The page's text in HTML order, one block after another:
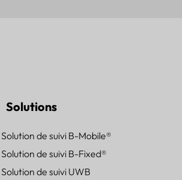
Solutions
Solution de suivi B-Mobile®
Solution de suivi B-Fixed®
Solution de suivi UWB